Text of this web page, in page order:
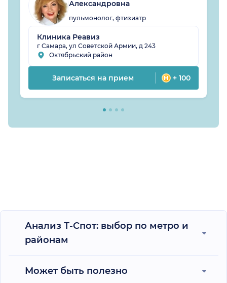
Александровна
пульмонолог, фтизиатр
Клиника Реавиз
г Самара, ул Советской Армии, д 243
Октябрьский район
Записаться на прием + 100
Анализ Т-Спот: выбор по метро и
районам
Может быть полезно